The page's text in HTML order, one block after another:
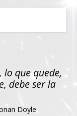
lo que quede,
debe ser la
Doyle